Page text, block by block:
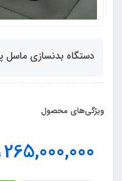
دستگاه بدنسازی ماسل
ویژگی‌های محصول
265,000,000